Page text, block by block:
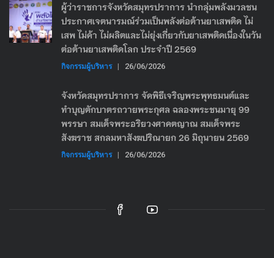
ผู้ว่าราชการจังหวัดสมุทรปราการ นำกลุ่มพลังมวลชน
ประกาศเจตนารมณ์ร่วมเป็นพลังต่อต้านยาเสพติด ไม่
เสพ ไม่ค้า ไม่ผลิตและไม่ยุ่งเกี่ยวกับยาเสพติดเนื่องในวัน
ต่อต้านยาเสพติดโลก ประจำปี 2569
กิจกรรมผู้บริหาร | 26/06/2026
จังหวัดสมุทรปราการ จัดพิธีเจริญพระพุทธมนต์และ
ทำบุญตักบาตรถวายพระกุศล ฉลองพระชนมายุ 99
พรรษา สมเด็จพระอริยวงศาคตญาณ สมเด็จพระ
สังฆราช สกลมหาสังฆปริณายก 26 มิถุนายน 2569
กิจกรรมผู้บริหาร | 26/06/2026